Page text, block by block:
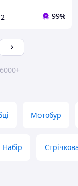
99%
Мотобур
Набір